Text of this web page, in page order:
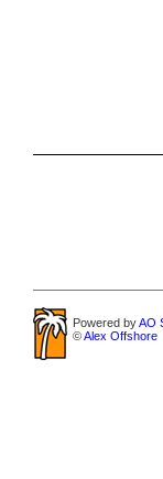
Powered byAO
©Alex Offshore